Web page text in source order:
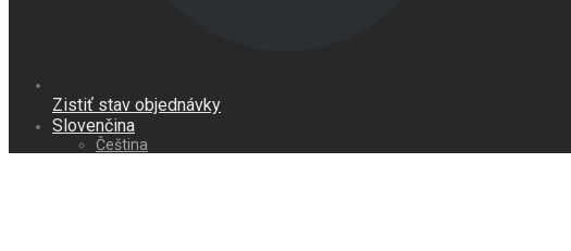
Zistiť stav objednávky
Slovenčina
Čeština